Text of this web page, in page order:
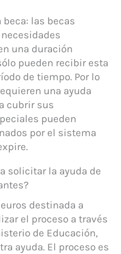
las becas
una duración
pueden recibir esta
de tiempo. Por lo
una ayuda
cubrir sus
pueden
por el sistema
solicitar la ayuda de
destinada a
el proceso a través
de Educación,
ayuda. El proceso es